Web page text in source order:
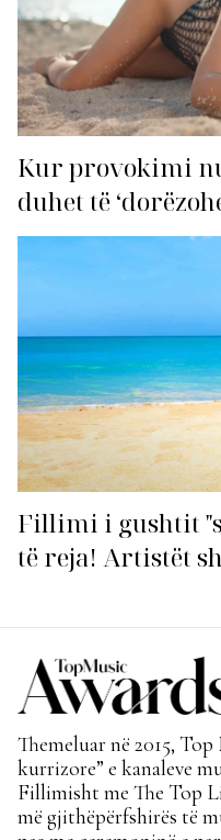
Kur provokimi
duhet të
Fillimi i gushtit
të reja! Artistët
Themeluar në 2015,
kurrizore” e kanaleve
Fillimisht me The Top
më gjithëpërfshirës të